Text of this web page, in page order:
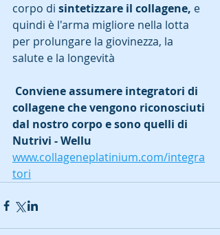
corpo di sintetizzare il collagene, e
quindi è l'arma migliore nella lotta
per prolungare la giovinezza, la
salute e la longevità
Conviene assumere integratori di
collagene che vengono riconosciuti
dal nostro corpo e sono quelli di
Nutrivi - Wellu
www.collageneplatinium.com/integra
tori